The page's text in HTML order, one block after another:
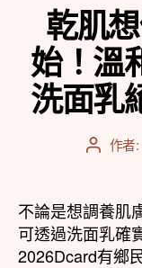
乾肌
始！溫
洗面乳
文
者
作者:
不論是想調養肌
可透過洗面乳確
2026Dcard有鄉